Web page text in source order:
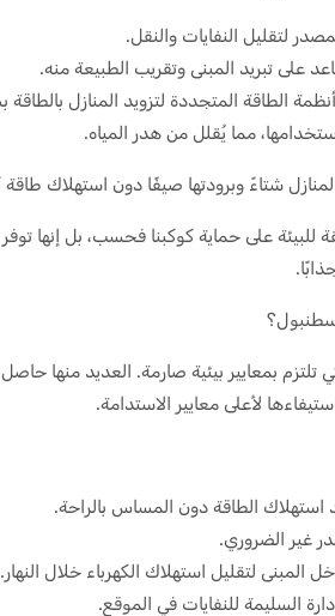
لتقليل النفايات والنقل.
تبريد المبنى وتقريب الطبيعة منه.
الطاقة المتجددة لتزويد المنازل
مما يُقلل من هدر المياه.
شتاءً وبرودتها صيفًا دون استهلاك طاقة
للبيئة على حماية كوكبنا فحسب، بل إنها
تلتزم بمعايير بيئية صارمة. العديد منها
استهلاك الطاقة دون المساس بالراحة.
غير الضروري.
لتقليل استهلاك الكهرباء خلال النهار.
السليمة للنفايات في الموقع.